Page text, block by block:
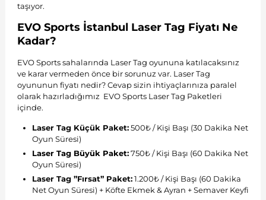
taşıyor.
EVO Sports İstanbul Laser Tag Fiyatı Ne
Kadar?
EVO Sports sahalarında Laser Tag oyununa katılacaksınız
ve karar vermeden önce bir sorunuz var. Laser Tag
oyununun fiyatı nedir? Cevap sizin ihtiyaçlarınıza paralel
olarak hazırladığımız EVO Sports Laser Tag Paketleri
içinde.
Laser Tag Küçük Paket:500₺ / Kişi Başı (30 Dakika Net
Oyun Süresi)
Laser Tag Büyük Paket:750₺ / Kişi Başı (60 Dakika Net
Oyun Süresi)
Laser Tag ”Fırsat” Paket:1.200₺ / Kişi Başı (60 Dakika
Net Oyun Süresi) + Köfte Ekmek & Ayran + Semaver Keyfi